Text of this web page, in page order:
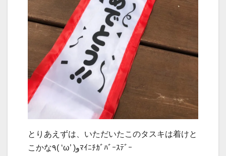
とりあえずは、いただいたこのタスキは着けと
こかな٩( ‘ω’ )وﾏｲﾆﾁｶﾞﾊﾞｰｽﾃﾞｰ